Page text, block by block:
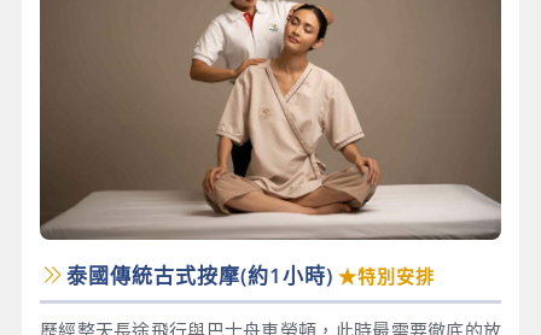
泰國傳統古式按摩(約1小時) ★特別安排